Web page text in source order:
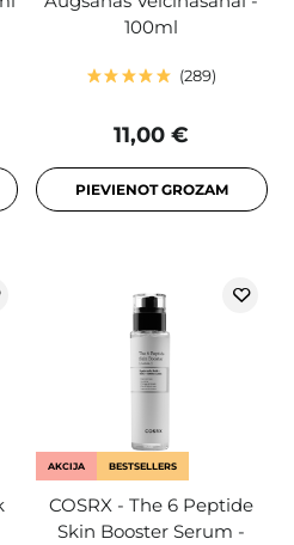
100ml
289
11,00 €
PIEVIENOT GROZAM
AKCIJA BESTSELLERS
COSRX - The 6 Peptide
Skin Booster Serum -